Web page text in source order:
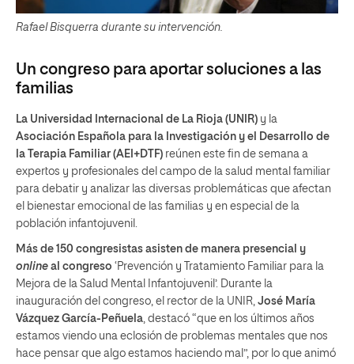
Rafael Bisquerra durante su intervención.
Un congreso para aportar soluciones a las
familias
La Universidad Internacional de La Rioja (UNIR) y la
Asociación Española para la Investigación y el Desarrollo de
la Terapia Familiar (AEI+DTF) reúnen este fin de semana a
expertos y profesionales del campo de la salud mental familiar
para debatir y analizar las diversas problemáticas que afectan
el bienestar emocional de las familias y en especial de la
población infantojuvenil.
Más de 150 congresistas asisten de manera presencial y
online al congreso ‘Prevención y Tratamiento Familiar para la
Mejora de la Salud Mental Infantojuvenil’. Durante la
inauguración del congreso, el rector de la UNIR, José María
Vázquez García-Peñuela , destacó “que en los últimos años
estamos viendo una eclosión de problemas mentales que nos
hace pensar que algo estamos haciendo mal”, por lo que animó